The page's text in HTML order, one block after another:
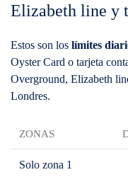
Elizabeth line y
Estos son los límites
Oyster Card o tarjeta
Overground, Elizabeth
Londres.
ZONAS
Solo zona 1